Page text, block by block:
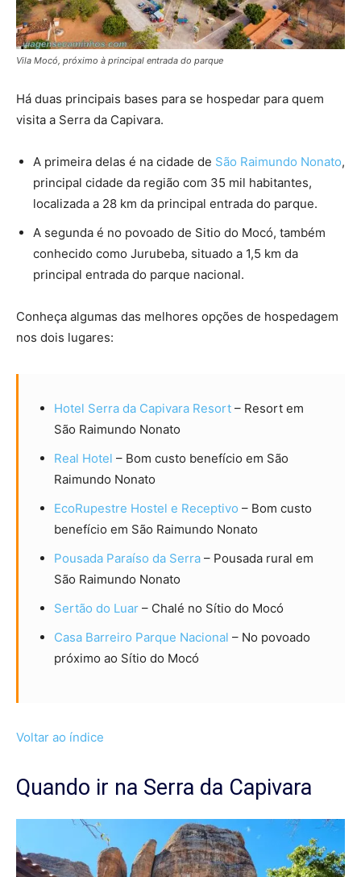
Vila Mocó, próximo à principal entrada do parque
Há duas principais bases para se hospedar para quem
visita a Serra da Capivara.
A primeira delas é na cidade de São Raimundo Nonato,
principal cidade da região com 35 mil habitantes,
localizada a 28 km da principal entrada do parque.
A segunda é no povoado de Sitio do Mocó, também
conhecido como Jurubeba, situado a 1,5 km da
principal entrada do parque nacional.
Conheça algumas das melhores opções de hospedagem
nos dois lugares:
Hotel Serra da Capivara Resort – Resort em
São Raimundo Nonato
Real Hotel – Bom custo benefício em São
Raimundo Nonato
EcoRupestre Hostel e Receptivo – Bom custo
benefício em São Raimundo Nonato
Pousada Paraíso da Serra – Pousada rural em
São Raimundo Nonato
Sertão do Luar – Chalé no Sítio do Mocó
Casa Barreiro Parque Nacional – No povoado
próximo ao Sítio do Mocó
Voltar ao índice
Quando ir na Serra da Capivara